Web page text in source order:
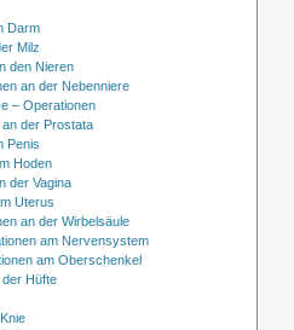
Darm
Milz
den Nieren
an der Nebenniere
– Operationen
der Prostata
Penis
Hoden
der Vagina
Uterus
an der Wirbelsäule
am Nervensystem
am Oberschenkel
Hüfte